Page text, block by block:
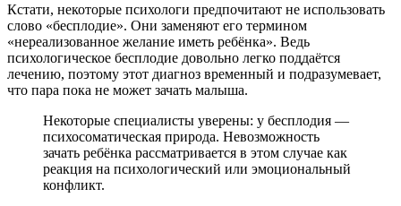
Кстати, некоторые психологи предпочитают не использовать
слово «бесплодие». Они заменяют его термином
«нереализованное желание иметь ребёнка». Ведь
психологическое бесплодие довольно легко поддаётся
лечению, поэтому этот диагноз временный и подразумевает,
что пара пока не может зачать малыша.
Некоторые специалисты уверены: у бесплодия —
психосоматическая природа. Невозможность
зачать ребёнка рассматривается в этом случае как
реакция на психологический или эмоциональный
конфликт.